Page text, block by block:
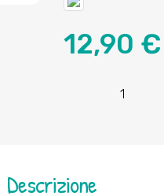
12,90 €
Descrizione